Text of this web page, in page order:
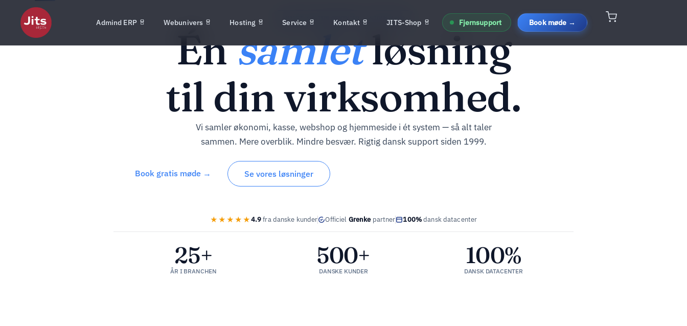
Admind ERP Webunivers Hosting Service Kontakt JITS-Shop Fjernsupport Book møde →
SMARTE SYSTEMLØSNINGER · SIDEN 1999
Énsamletløsning
til din virksomhed.
Vi samler økonomi, kasse, webshop og hjemmeside i ét system — så alt taler
sammen. Mere overblik. Mindre besvær. Rigtig dansk support siden 1999.
Book gratis møde → Se vores løsninger
★★★★★4.9fra danske kunder Officiel Grenkepartner 100%dansk datacenter
25+
ÅR I BRANCHEN
500+
DANSKE KUNDER
100%
DANSK DATACENTER